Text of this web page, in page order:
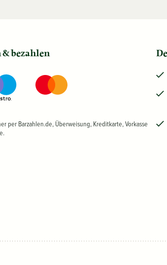
bezahlen
per Barzahlen.de, Überweisung, Kreditkarte, Vorkasse